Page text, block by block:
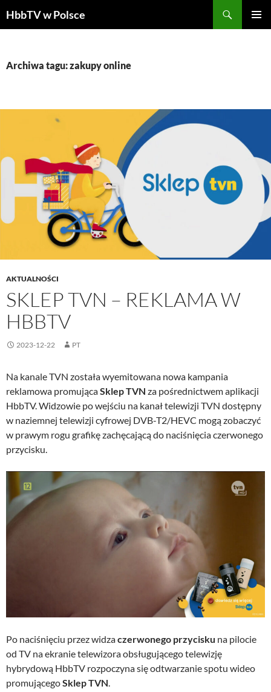
HbbTV w Polsce
Archiwa tagu: zakupy online
AKTUALNOŚCI
SKLEP TVN – REKLAMA W
HBBTV
2023-12-22 PT
Na kanale TVN została wyemitowana nowa kampania
reklamowa promującaSklep TVN za pośrednictwem aplikacji
HbbTV. Widzowie po wejściu na kanał telewizji TVN dostępny
w naziemnej telewizji cyfrowej DVB-T2/HEVC mogą zobaczyć
w prawym rogu grafikę zachęcającą do naciśnięcia czerwonego
przycisku.
Po naciśnięciu przez widzaczerwonego przycisku na pilocie
od TV na ekranie telewizora obsługującego telewizję
hybrydową HbbTV rozpoczyna się odtwarzanie spotu wideo
promującegoSklep TVN